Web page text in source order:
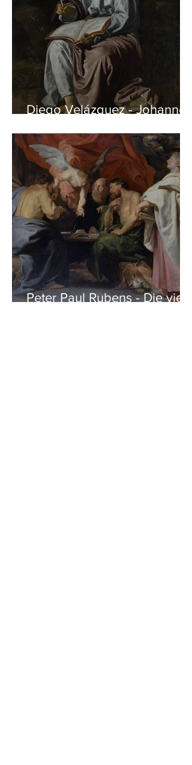
Diego Velázquez - Johannes
Peter Paul Rubens - Die vier